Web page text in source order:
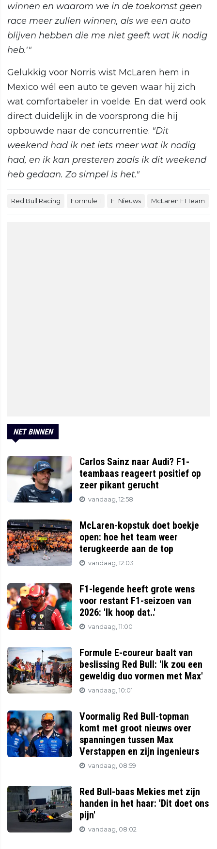
winnen en waarom we in de toekomst geen
race meer zullen winnen, als we een auto
blijven hebben die me niet geeft wat ik nodig
heb.'"
Gelukkig voor Norris wist McLaren hem in
Mexico wél een auto te geven waar hij zich
wat comfortabeler in voelde. En dat werd ook
direct duidelijk in de voorsprong die hij
opbouwde naar de concurrentie. "Dit
weekend had ik net iets meer wat ik nodig
had, en ik kan presteren zoals ik dit weekend
heb gedaan. Zo simpel is het."
Red Bull Racing Formule 1 F1 Nieuws McLaren F1 Team
NET BINNEN
Carlos Sainz naar Audi? F1-
teambaas reageert positief op
zeer pikant gerucht
vandaag, 12:58
McLaren-kopstuk doet boekje
open: hoe het team weer
terugkeerde aan de top
vandaag, 12:03
F1-legende heeft grote wens
voor restant F1-seizoen van
2026: 'Ik hoop dat..'
vandaag, 11:00
Formule E-coureur baalt van
beslissing Red Bull: 'Ik zou een
geweldig duo vormen met Max'
vandaag, 10:01
Voormalig Red Bull-topman
komt met groot nieuws over
spanningen tussen Max
Verstappen en zijn ingenieurs
vandaag, 08:59
Red Bull-baas Mekies met zijn
handen in het haar: 'Dit doet ons
pijn'
vandaag, 08:02